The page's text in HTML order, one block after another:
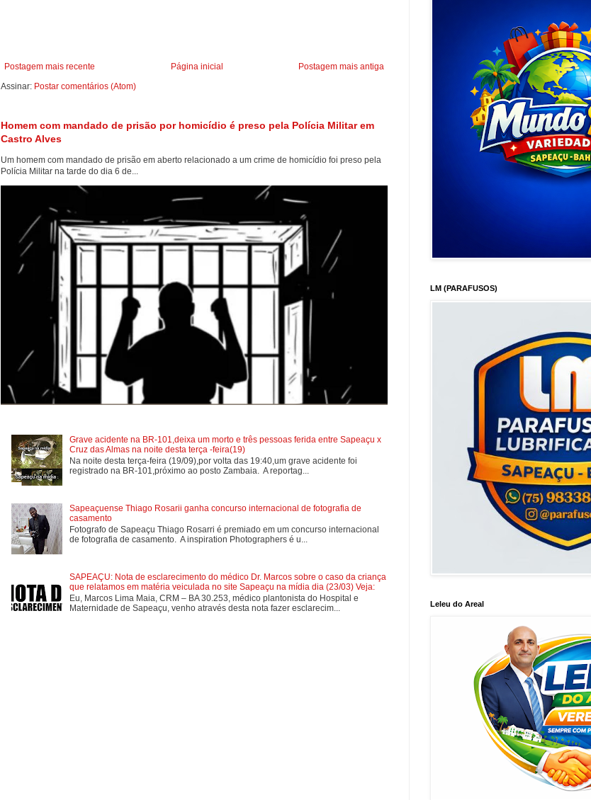
Postagem mais recente Postagem mais antiga
Página inicial
Assinar: Postar comentários (Atom)
Homem com mandado de prisão por homicídio é preso pela Polícia Militar em
Castro Alves
Um homem com mandado de prisão em aberto relacionado a um crime de homicídio foi preso pela
Polícia Militar na tarde do dia 6 de...
Grave acidente na BR-101,deixa um morto e três pessoas ferida entre Sapeaçu x
Cruz das Almas na noite desta terça -feira(19)
Na noite desta terça-feira (19/09),por volta das 19:40,um grave acidente foi
registrado na BR-101,próximo ao posto Zambaia. A reportag...
Sapeaçuense Thiago Rosarii ganha concurso internacional de fotografia de
casamento
Fotografo de Sapeaçu Thiago Rosarri é premiado em um concurso internacional
de fotografia de casamento. A inspiration Photographers é u...
SAPEAÇU: Nota de esclarecimento do médico Dr. Marcos sobre o caso da criança
que relatamos em matéria veiculada no site Sapeaçu na mídia dia (23/03) Veja:
Eu, Marcos Lima Maia, CRM – BA 30.253, médico plantonista do Hospital e
Maternidade de Sapeaçu, venho através desta nota fazer esclarecim...
LM (PARAFUSOS)
Leleu do Areal